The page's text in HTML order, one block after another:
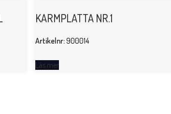
KARMPLATTA NR.1
Artikelnr:900014
Läs mer